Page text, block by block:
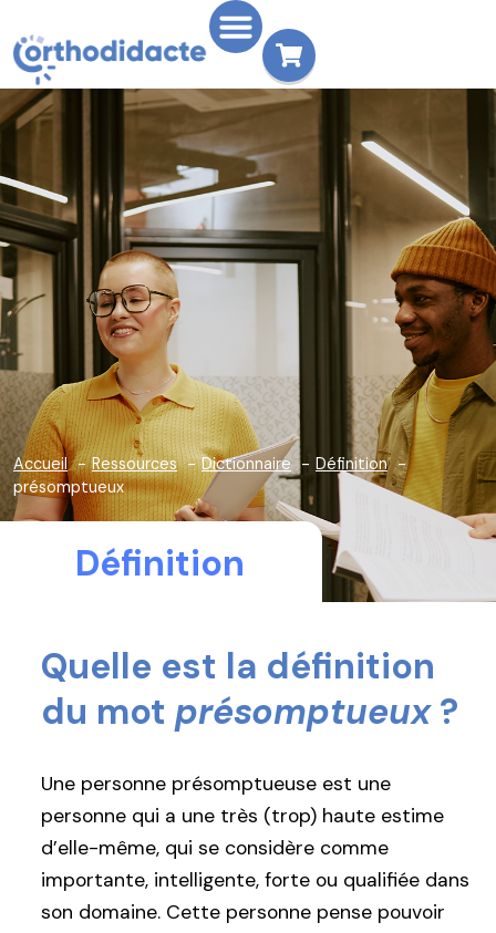
Accueil Ressources Dictionnaire
Définition
présomptueux
Définition
Quelle est la définition
du mot présomptueux?
Une personne présomptueuse est une
personne qui a une très (trop) haute estime
d’elle-même, qui se considère comme
importante, intelligente, forte ou qualifiée dans
son domaine. Cette personne pense pouvoir